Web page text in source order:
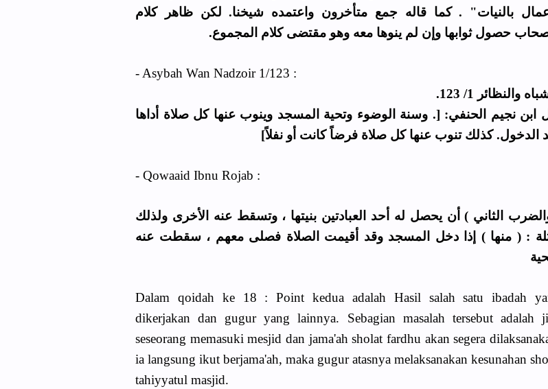
بالنيات" . كما قاله جمع متأخرون واعتمده شيخنا. لكن ظاهر كلام
حصول ثوابها وإن لم ينوها معه وهو مقتضى كلام المجموع.
- Asybah Wan Nadzoir 1/123 :
والنظائر 1/ 123.
ابن نجيم الحنفي: [. وسنة الوضوء وتحية المسجد وينوب عنها كل صلاة أداها
الدخول. كذلك تنوب عنها كل صلاة فرضاً كانت أو نفلاً]
- Qowaaid Ibnu Rojab :
الثاني ) أن يحصل له أحد العبادتين بنيتها ، وتسقط عنه الأخرى ولذلك
: ( منها ) إذا دخل المسجد وقد أقيمت الصلاة فصلى معهم ، سقطت عنه
Dalam qoidah ke 18 : Point kedua adalah Hasil salah satu ibadah
dikerjakan dan gugur yang lainnya. Sebagian masalah tersebut adalah
seseorang memasuki mesjid dan jama'ah sholat fardhu akan segera
ia langsung ikut berjama'ah, maka gugur atasnya melaksanakan kesunahan
tahiyyatul masjid.